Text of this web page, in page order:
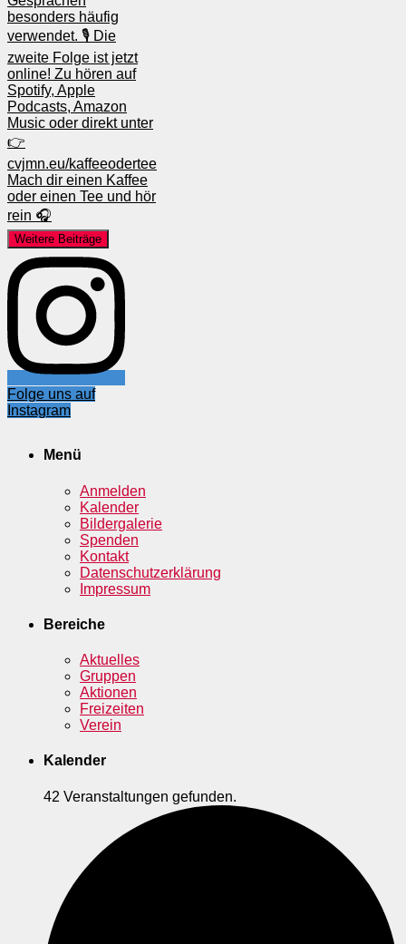
Weitere Beiträge
Folge uns auf
Instagram
Menü
Anmelden
Kalender
Bildergalerie
Spenden
Kontakt
Datenschutzerklärung
Impressum
Bereiche
Aktuelles
Gruppen
Aktionen
Freizeiten
Verein
Kalender
42 Veranstaltungen gefunden.